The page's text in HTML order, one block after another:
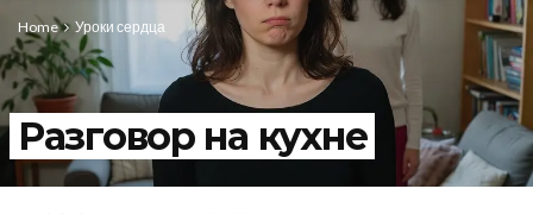
Home Уроки сердца
Разговор на кухне